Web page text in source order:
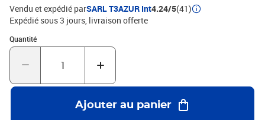
Vendu et expédié parSARL T3AZUR Int4.24/5(41)
Expédié sous 3 jours livraison offerte
Quantité
Quantité : 1
Ajouter au panier